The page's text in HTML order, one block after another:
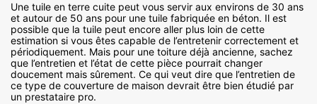
Une tuile en terre cuite peut vous servir aux environs de 30 ans
et autour de 50 ans pour une tuile fabriquée en béton. Il est
possible que la tuile peut encore aller plus loin de cette
estimation si vous êtes capable de l’entretenir correctement et
périodiquement. Mais pour une toiture déjà ancienne, sachez
que l’entretien et l’état de cette pièce pourrait changer
doucement mais sûrement. Ce qui veut dire que l’entretien de
ce type de couverture de maison devrait être bien étudié par
un prestataire pro.